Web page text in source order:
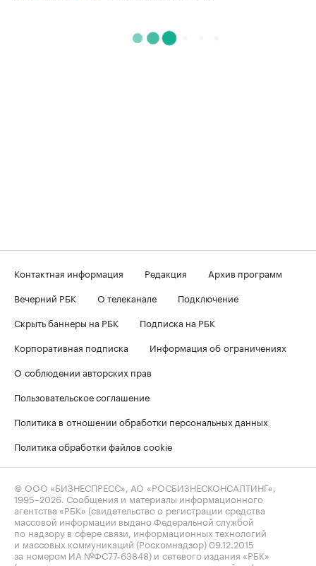
Контактная информация Редакция
Архив программ
Вечерний РБК
О телеканале
Подключение
Скрыть баннеры на РБК
Подписка на РБК
Корпоративная подписка
Информация об ограничениях
О соблюдении авторских прав
Пользовательское соглашение
Политика в отношении обработки персональных данных
Политика обработки файлов cookie
© ООО «БИЗНЕСПРЕСС», АО «РОСБИЗНЕСКОНСАЛТИНГ»,
1995–2026. Сообщения и материалы информационного
агентства «РБК» (свидетельство о регистрации средства
массовой информации выдано Федеральной службой
по надзору в сфере связи, информационных технологий
и массовых коммуникаций (Роскомнадзор) 09.12.2015
за номером ИА №ФС77-63848) и сетевого издания «РБК»